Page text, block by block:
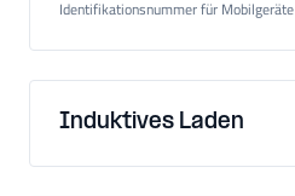
Identifikationsnummer für Mobilgeräte
Induktives Laden